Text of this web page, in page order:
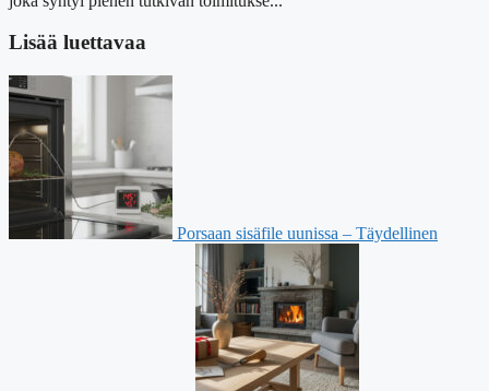
Lisää luettavaa
Porsaan sisäfile uunissa – Täydellinen